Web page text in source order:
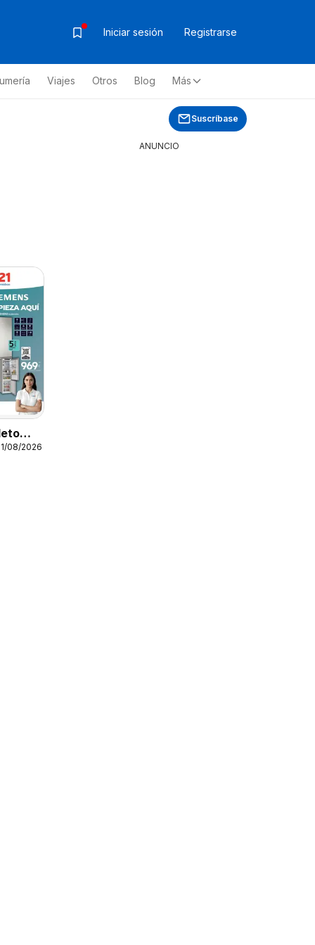
Iniciar sesión Registrarse
Viajes Otros Blog Más
Suscríbase
08/2026
ANUNCIO